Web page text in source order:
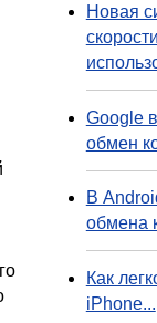
Новая
Google
обмен
В
обмена
Как
iPhone...